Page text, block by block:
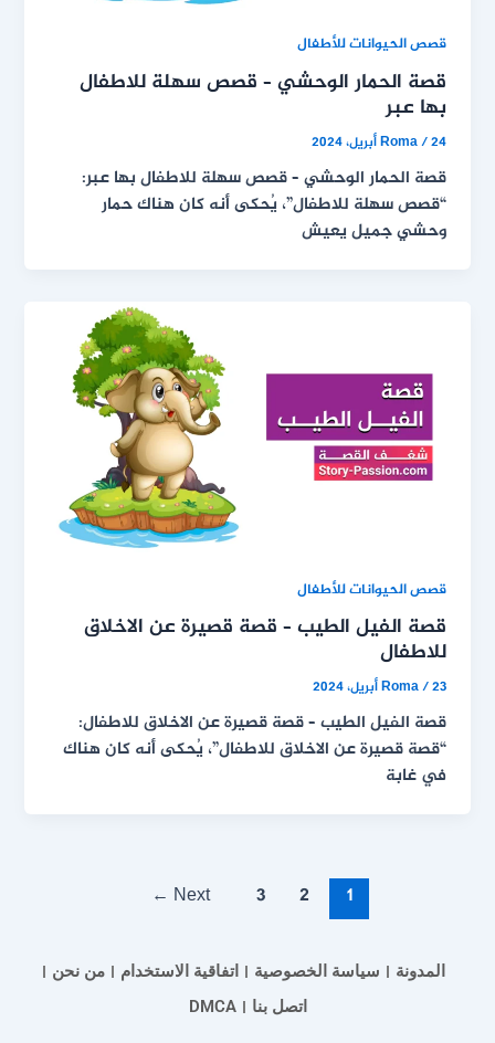
قصص الحيوانات للأطفال
قصة الحمار الوحشي – قصص سهلة للاطفال
بها عبر
Roma/24 أبريل، 2024
قصة الحمار الوحشي – قصص سهلة للاطفال بها عبر:
“قصص سهلة للاطفال”، يُحكى أنه كان هناك حمار
وحشي جميل يعيش
قصص الحيوانات للأطفال
قصة الفيل الطيب – قصة قصيرة عن الاخلاق
للاطفال
Roma/23 أبريل، 2024
قصة الفيل الطيب – قصة قصيرة عن الاخلاق للاطفال:
“قصة قصيرة عن الاخلاق للاطفال”، يُحكى أنه كان هناك
في غابة
1
2
3
Next
←
المدونة سياسة الخصوصية اتفاقية الاستخدام
من نحن
اتصل بنا
DMCA